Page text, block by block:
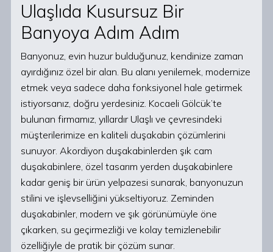
Ulaşlıda Kusursuz Bir
Banyoya Adım Adım
Banyonuz, evin huzur bulduğunuz, kendinize zaman
ayırdığınız özel bir alan. Bu alanı yenilemek, modernize
etmek veya sadece daha fonksiyonel hale getirmek
istiyorsanız, doğru yerdesiniz. Kocaeli Gölcük’te
bulunan firmamız, yıllardır Ulaşlı ve çevresindeki
müşterilerimize en kaliteli duşakabin çözümlerini
sunuyor. Akordiyon duşakabinlerden şık cam
duşakabinlere, özel tasarım yerden duşakabinlere
kadar geniş bir ürün yelpazesi sunarak, banyonuzun
stilini ve işlevselliğini yükseltiyoruz. Zeminden
duşakabinler, modern ve şık görünümüyle öne
çıkarken, su geçirmezliği ve kolay temizlenebilir
özelliğiyle de pratik bir çözüm sunar.